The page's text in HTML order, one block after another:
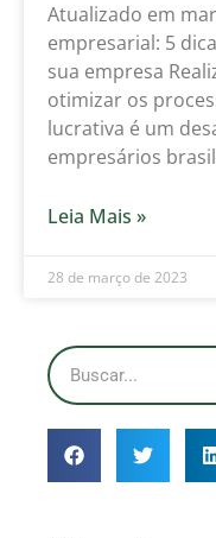
Atualizado em
empresarial: 5
sua empresa
otimizar os
lucrativa é um
empresários
Leia Mais »
28 de março de 2023